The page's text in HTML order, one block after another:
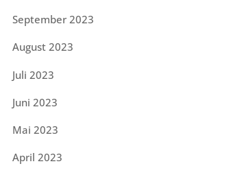
September 2023
August 2023
Juli 2023
Juni 2023
Mai 2023
April 2023